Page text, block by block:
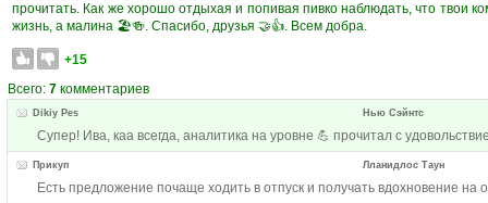
прочитать. Как же хорошо отдыхая и попивая пивко наблюдать, что твои
жизнь, а малина 🏖️🍻. Спасибо, друзья 🤝👍. Всем добра.
+15
Всего: 7 комментариев
Dikiy Pes Нью Сэйнтс
Супер! Ива, каа всегда, аналитика на уровне 💪 прочитал с
Прикуп Лланидлос Таун
Есть предложение почаще ходить в отпуск и получать вдохновение на